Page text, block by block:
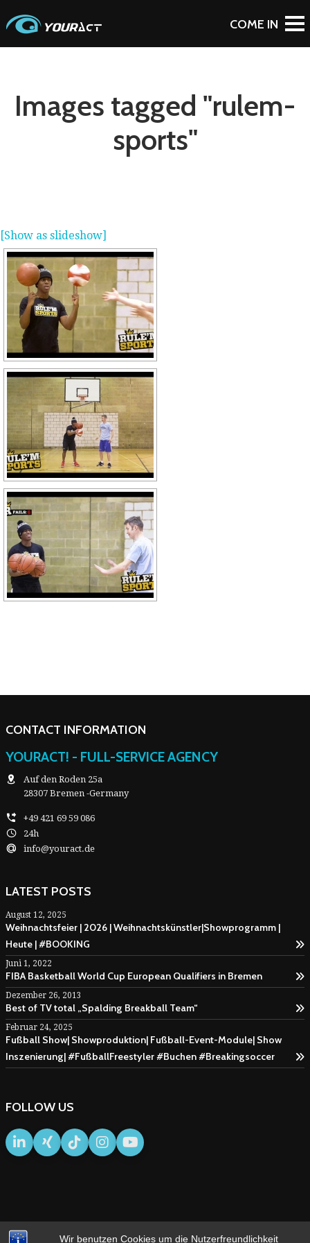
Wir benutzen Cookies um die Nutzerfreundlichkeit
Images tagged "rulem-
sports"
[Show as slideshow]
CONTACT INFORMATION
YOURACT! - FULL-SERVICE AGENCY
Auf den Roden 25a
28307 Bremen -Germany
+49 421 69 59 086
24h
info@youract.de
LATEST POSTS
August 12, 2025
Weihnachtsfeier | 2026 | Weihnachtskünstler|Showprogramm |
Heute | #BOOKING
Juni 1, 2022
FIBA Basketball World Cup European Qualifiers in Bremen
Dezember 26, 2013
Best of TV total „Spalding Breakball Team“
Februar 24, 2025
Fußball Show| Showproduktion| Fußball-Event-Module| Show
Inszenierung| #FußballFreestyler #Buchen #Breakingsoccer
FOLLOW US